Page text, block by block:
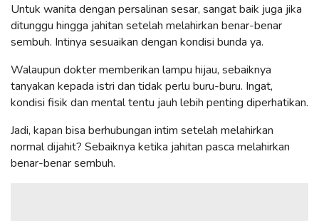
Untuk wanita dengan persalinan sesar, sangat baik juga jika
ditunggu hingga jahitan setelah melahirkan benar-benar
sembuh. Intinya sesuaikan dengan kondisi bunda ya.
Walaupun dokter memberikan lampu hijau, sebaiknya
tanyakan kepada istri dan tidak perlu buru-buru. Ingat,
kondisi fisik dan mental tentu jauh lebih penting diperhatikan.
Jadi, kapan bisa berhubungan intim setelah melahirkan
normal dijahit? Sebaiknya ketika jahitan pasca melahirkan
benar-benar sembuh.